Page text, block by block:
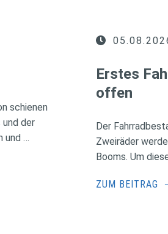
schienen
der
und …
Erstes
offen
Der
Zweiräder
Booms. Um
ZUM BEITRAG